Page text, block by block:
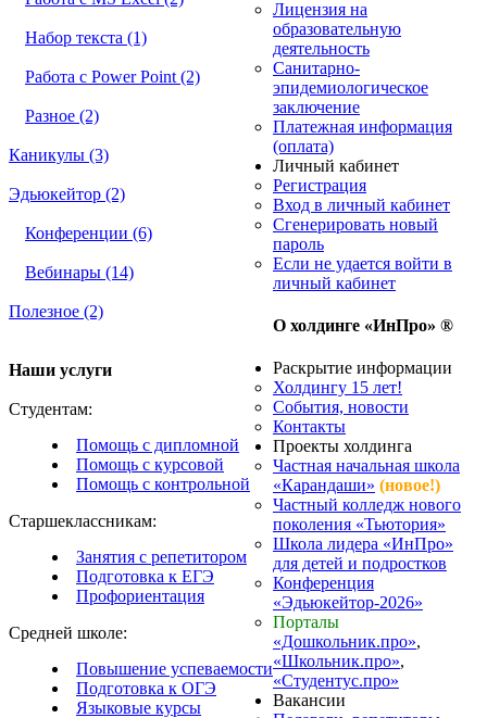
Набор текста (1)
Работа с Power Point (2)
Разное (2)
Каникулы (3)
Эдьюкейтор (2)
Конференции (6)
Вебинары (14)
Полезное (2)
Наши услуги
Студентам:
Помощь с дипломной
Помощь с курсовой
Помощь с контрольной
Старшеклассникам:
Занятия с репетитором
Подготовка к ЕГЭ
Профориентация
Средней школе:
Повышение успеваемости
Подготовка к ОГЭ
Языковые курсы
Лицензия на
образовательную
деятельность
Санитарно-
эпидемиологическое
заключение
Платежная информация
(оплата)
Личный кабинет
Регистрация
Вход в личный кабинет
Сгенерировать новый
пароль
Если не удается войти в
личный кабинет
О холдинге «ИнПро» ®
Раскрытие информации
Холдингу 15 лет!
События, новости
Контакты
Проекты холдинга
Частная начальная школа
«Карандаши» (новое!)
Частный колледж нового
поколения «Тьютория»
Школа лидера «ИнПро»
для детей и подростков
Конференция
«Эдьюкейтор-2026»
Порталы
«Дошкольник.про»,
«Школьник.про»,
«Студентус.про»
Вакансии